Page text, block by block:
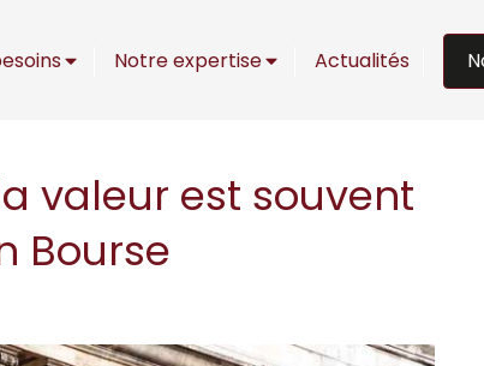
Notre expertise Actualités
valeur est souvent
Bourse